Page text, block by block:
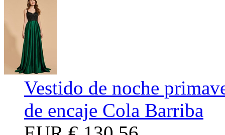
Vestido de noche
de encaje Cola Barriba